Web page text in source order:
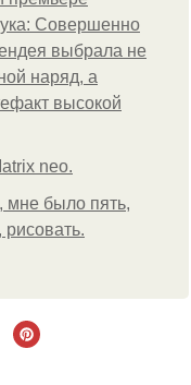
Совершенно
выбрала не
наряд, а
высокой
neo.
было пять,
рисовать.